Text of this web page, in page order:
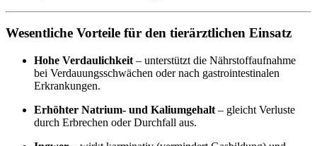
Wesentliche Vorteile für den tierärztlichen Einsatz
Hohe Verdaulichkeit – unterstützt die Nährstoffaufnahme
bei Verdauungsschwächen oder nach gastrointestinalen
Erkrankungen.
Erhöhter Natrium- und Kaliumgehalt – gleicht Verluste
durch Erbrechen oder Durchfall aus.